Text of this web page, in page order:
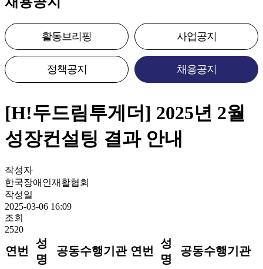
활동브리핑 사업공지
정책공지 채용공지
[H!두드림투게더] 2025년 2월
성장컨설팅 결과 안내
작성자
한국장애인재활협회
작성일
2025-03-06 16:09
조회
2520
연번
성
명
공동수행기관 연번
성
명
공동수행기관